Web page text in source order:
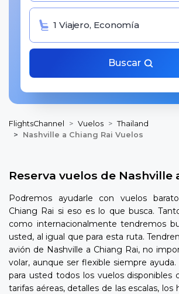
1 Viajero, Economía
Buscar
FlightsChannel Vuelos
Thailand
Nashville a Chiang Rai Vuelos
Reserva vuelos de Nashville
Podremos ayudarle con vuelos
Chiang Rai si eso es lo que busca.
como internacionalmente tendremos
usted, al igual que para esta ruta.
avión de Nashville a Chiang Rai, no
volar, aunque ser flexible siempre
para usted todos los vuelos disponibles
tarifas aéreas, detalles de las escalas, los